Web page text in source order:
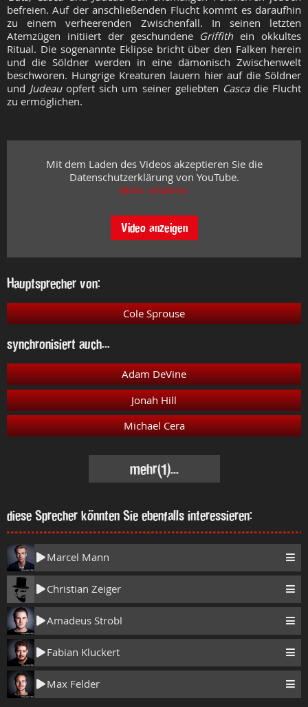
befreien. Auf der anschließenden Flucht kommt es daraufhin
zu einem verheerenden Zwischenfall. In seinen letzten
Atemzügen initiiert der geschundene Griffithein okkultes
Ritual. Die sogenannte Eklipse bricht über den Falken herein
und die Söldner werden in eine dämonisch Zwischenwelt
beschworen. Hungrige Kreaturen lauern hier auf die Söldner
und Judeauopfert sich um seiner geliebten Cascadie Flucht
zu ermöglichen.
Mit dem Laden des Videos akzeptieren Sie die
Datenschutzerklärung von YouTube.
Mehr erfahren
Video anzeigen
Hauptsprecher von:
Cole Sprouse
synchronisiert auch...
Adam DeVine
Jonah Hill
Michael Cera
mehr(1)...
diese Sprecher könnten Sie ebenfalls interessieren:
Marcel Mann
Christian Zeiger
Amadeus Strobl
Fabian Kluckert
Max Felder